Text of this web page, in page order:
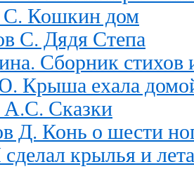
Кошкин дом
С. Дядя Степа
Сборник стихов
Крыша ехала
Сказки
Д. Конь о шести
крылья и